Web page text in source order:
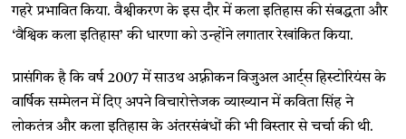
गहरे प्रभावित किया. वैश्वीकरण के इस दौर में कला इतिहास की संबद्धता और
‘वैश्विक कला इतिहास’ की धारणा को उन्होंने लगातार रेखांकित किया.
प्रासंगिक है कि वर्ष 2007 में साउथ अफ़्रीकन विजुअल आर्ट्स हिस्टोरियंस के
वार्षिक सम्मेलन में दिए अपने विचारोत्तेजक व्याख्यान में कविता सिंह ने
लोकतंत्र और कला इतिहास के अंतरसंबंधों की भी विस्तार से चर्चा की थी.